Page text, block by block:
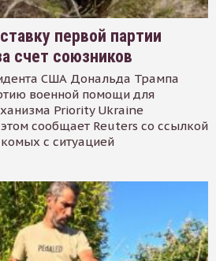
первой партии
счет союзников
США Дональда Трампа
военной помощи для
Priority Ukraine
сообщает Reuters со ссылкой
с ситуацией